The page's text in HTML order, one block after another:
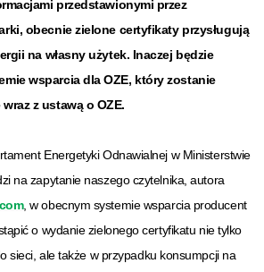
przedstawionymi przez
obecnie zielone certyfikaty przysługują
na własny użytek. Inaczej będzie
wsparcia dla OZE, który zostanie
z ustawą o OZE.
Energetyki Odnawialnej w Ministerstwie
na zapytanie naszego czytelnika, autora
, w obecnym systemie wsparcia producent
o wydanie zielonego certyfikatu nie tylko
sieci, ale także w przypadku konsumpcji na